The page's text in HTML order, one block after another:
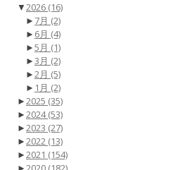
▼2026 (16)
► 7月 (2)
► 6月 (4)
►5月 (1)
►3月 (2)
►2月 (5)
► 1月 (2)
►2025 (35)
►2024(53)
►2023 (27)
►2022 (13)
►2021 (154)